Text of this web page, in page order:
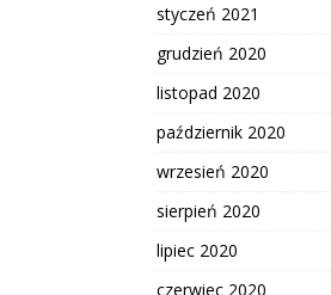
styczeń 2021
grudzień 2020
listopad 2020
październik 2020
wrzesień 2020
sierpień 2020
lipiec 2020
czerwiec 2020